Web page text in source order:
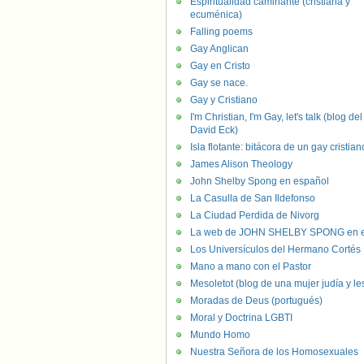
ecuménica)
Falling poems
Gay Anglican
Gay en Cristo
Gay se nace.
Gay y Cristiano
I'm Christian, I'm Gay, let's talk (blog del
David Eck)
Isla flotante: bitácora de un gay
James Alison Theology
John Shelby Spong en español
La Casulla de San Ildefonso
La Ciudad Perdida de Nivorg
La web de JOHN SHELBY SPONG en
Los Universículos del Hermano Cortés
Mano a mano con el Pastor
Mesoletot (blog de una mujer judía y
Moradas de Deus (portugués)
Moral y Doctrina LGBTI
Mundo Homo
Nuestra Señora de los Homosexuales